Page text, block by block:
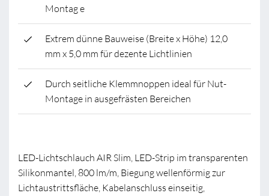
Montag e
Extrem dünne Bauweise (Breite x Höhe) 12,0
mm x 5,0 mm für dezente Lichtlinien
Durch seitliche Klemmnoppen ideal für Nut-
Montage in ausgefrästen Bereichen
LED-Lichtschlauch AIR Slim, LED-Strip im transparenten
Silikonmantel, 800 lm/m, Biegung wellenförmig zur
Lichtaustrittsfläche, Kabelanschluss einseitig,